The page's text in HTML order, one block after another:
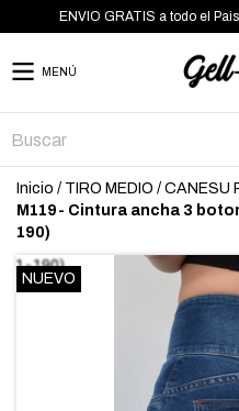
ENVIO GRATIS a todo el
MENÚ
Inicio / TIRO MEDIO / CANESU
M119- Cintura ancha 3
190)
NUEVO